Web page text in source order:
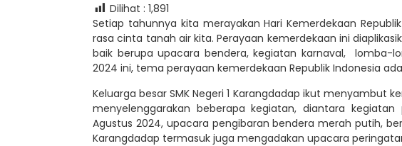
Dilihat : 1,891
Setiap tahunnya kita merayakan Hari Kemerdekaan
rasa cinta tanah air kita. Perayaan kemerdekaan ini
baik berupa upacara bendera, kegiatan karnaval, lomba-
2024 ini, tema perayaan kemerdekaan Republik Indonesia
Keluarga besar SMK Negeri 1 Karangdadap ikut menyambut
menyelenggarakan beberapa kegiatan, diantara kegiatan
Agustus 2024, upacara pengibaran bendera merah putih,
Karangdadap termasuk juga mengadakan upacara